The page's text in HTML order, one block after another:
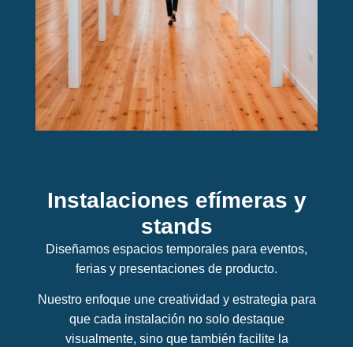
Instalaciones efímeras y
stands
Diseñamos espacios temporales para eventos,
ferias y presentaciones de producto.
Nuestro enfoque une creatividad y estrategia para
que cada instalación no solo destaque
visualmente, sino que también facilite la